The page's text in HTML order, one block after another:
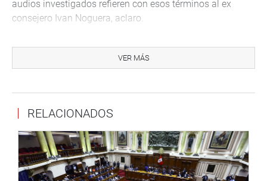
audios investigados refieren con esos términos al ex
consejero Ivan Noguera, aclaro.
del Congreso suspendió la sesión de la Comisión
Permanente por espacio de media hora (hasta las 9pm.)
y Guido Águila Grados.
PRENSA-CONGRESO-27-9-18
Puede encontrar más información en nuestra página web
y redes sociales.
VER MÁS
RELACIONADOS